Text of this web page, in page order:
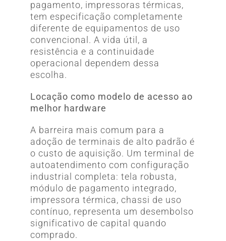
pagamento, impressoras térmicas,
tem especificação completamente
diferente de equipamentos de uso
convencional. A vida útil, a
resistência e a continuidade
operacional dependem dessa
escolha.
Locação como modelo de acesso ao
melhor hardware
A barreira mais comum para a
adoção de terminais de alto padrão é
o custo de aquisição. Um terminal de
autoatendimento com configuração
industrial completa: tela robusta,
módulo de pagamento integrado,
impressora térmica, chassi de uso
contínuo, representa um desembolso
significativo de capital quando
comprado.